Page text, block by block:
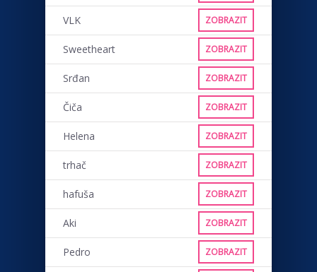
VLK ZOBRAZIT
Sweetheart ZOBRAZIT
Srđan ZOBRAZIT
Čiča ZOBRAZIT
Helena ZOBRAZIT
trhač ZOBRAZIT
hafuša ZOBRAZIT
Aki ZOBRAZIT
Pedro ZOBRAZIT